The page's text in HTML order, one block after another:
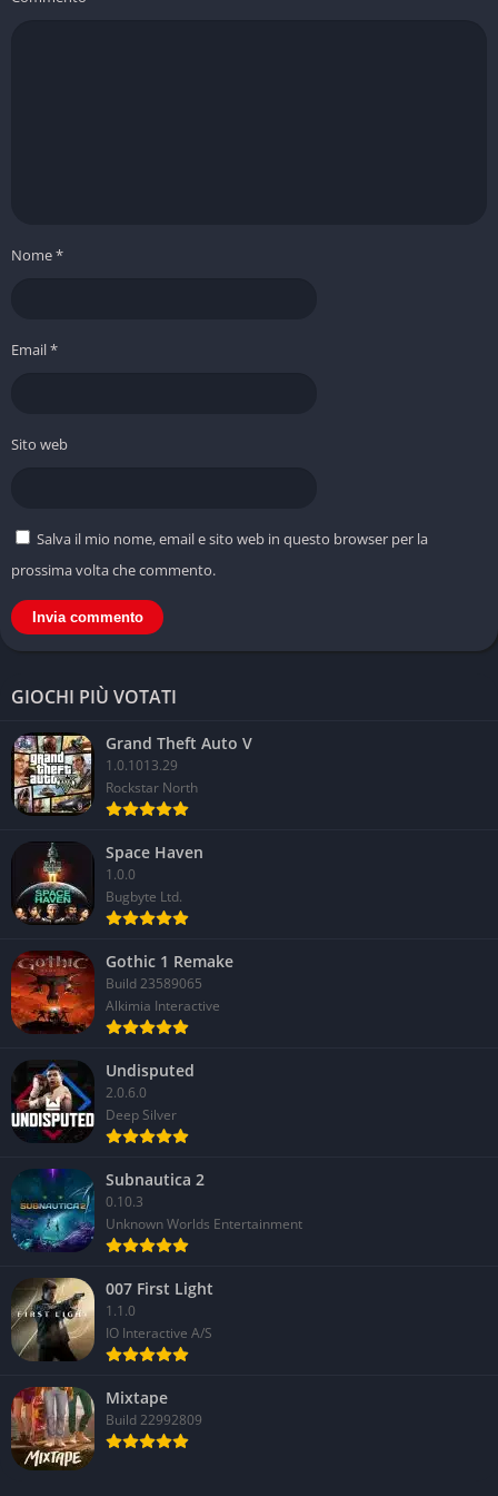
Nome*
Email*
Sito web
Salva il mio nome, email e sito web in questo browser per la
prossima volta che commento.
GIOCHI PIÙ VOTATI
Grand Theft Auto V
1.0.1013.29
Rockstar North
Space Haven
1.0.0
Bugbyte Ltd.
Gothic 1 Remake
Build 23589065
Alkimia Interactive
Undisputed
2.0.6.0
Deep Silver
Subnautica 2
0.10.3
Unknown Worlds Entertainment
007 First Light
1.1.0
IO Interactive A/S
Mixtape
Build 22992809